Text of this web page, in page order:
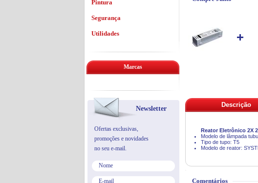
Descrição
Reator Eletrônico 2X
Modelo de lâmpada
Tipo de tupo: T5
Modelo de reator:
Comentários
Pintura
Segurança
Utilidades
Marcas
Newsletter
Ofertas exclusivas,
promoções e novidades
no seu e-mail.